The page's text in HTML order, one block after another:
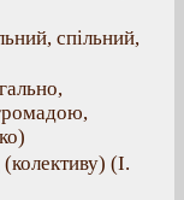
спільний,
(І.